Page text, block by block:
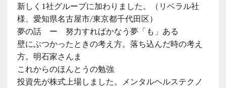
新しく1社グループに加わりました。（リベラル社
様、愛知県名古屋市/東京都千代田区）
夢の話 ー 努力すればかなう夢「も」ある
壁にぶつかったときの考え方。落ち込んだ時の考え
方。明石家さんま
これからのほんとうの勉強
投資先が株式上場しました。メンタルヘルステクノ